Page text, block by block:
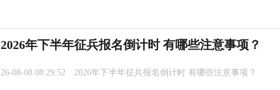
2026年下半年征兵报名倒计时 有哪些注意事项？
26-08-08 08:29:52 2026年下半年征兵报名倒计时 有哪些注意事项？